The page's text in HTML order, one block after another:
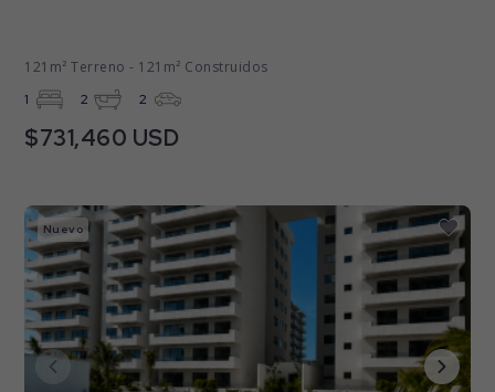
121m² Terreno - 121m² Construidos
1 2 2
$731,460 USD
Nuevo